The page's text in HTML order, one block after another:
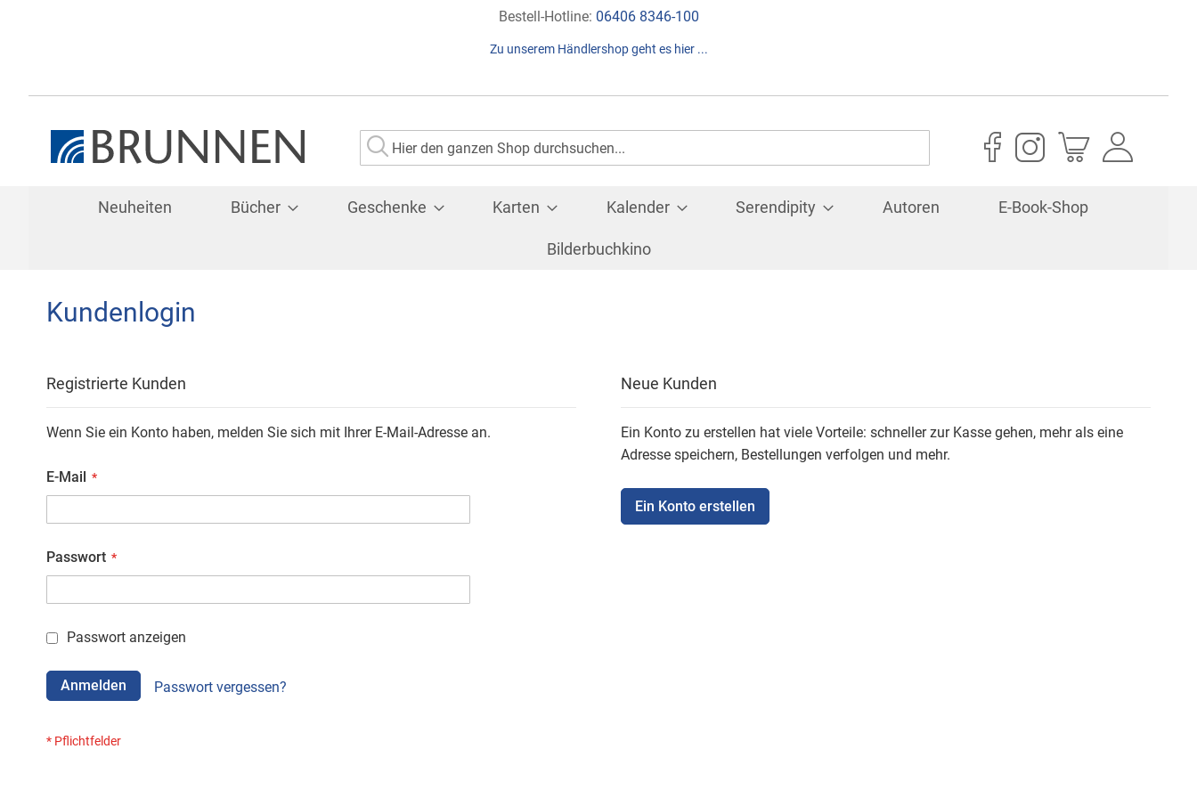
Direkt
Inhalt
Bestell-Hotline: 06406 8346-100
Zu unserem Händlershop geht es hier ...
Suche
Suche
Mein Warenkorb
Neuheiten Bücher Geschenke Karten Kalender Serendipity Autoren E-Book-Shop
Bilderbuchkino
Kundenlogin
Registrierte Kunden
Wenn Sie ein Konto haben, melden Sie sich mit Ihrer E-Mail-Adresse an.
E-Mail
Passwort
Passwort anzeigen
Anmelden Passwort vergessen?
Neue Kunden
Ein Konto zu erstellen hat viele Vorteile: schneller zur Kasse gehen, mehr als eine
Adresse speichern, Bestellungen verfolgen und mehr.
Ein Konto erstellen